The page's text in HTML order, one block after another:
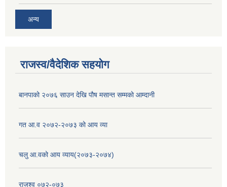
अन्य
राजस्व/वैदेशिक सहयोग
बानपाको २०७६ साउन देखि पौष मसान्त सम्मको आम्दानी
गत आ.व २०७२-२०७३ को आय व्या
चलु आ.वको आय व्याय(२०७३-२०७४)
राजश्व ०७२-०७३